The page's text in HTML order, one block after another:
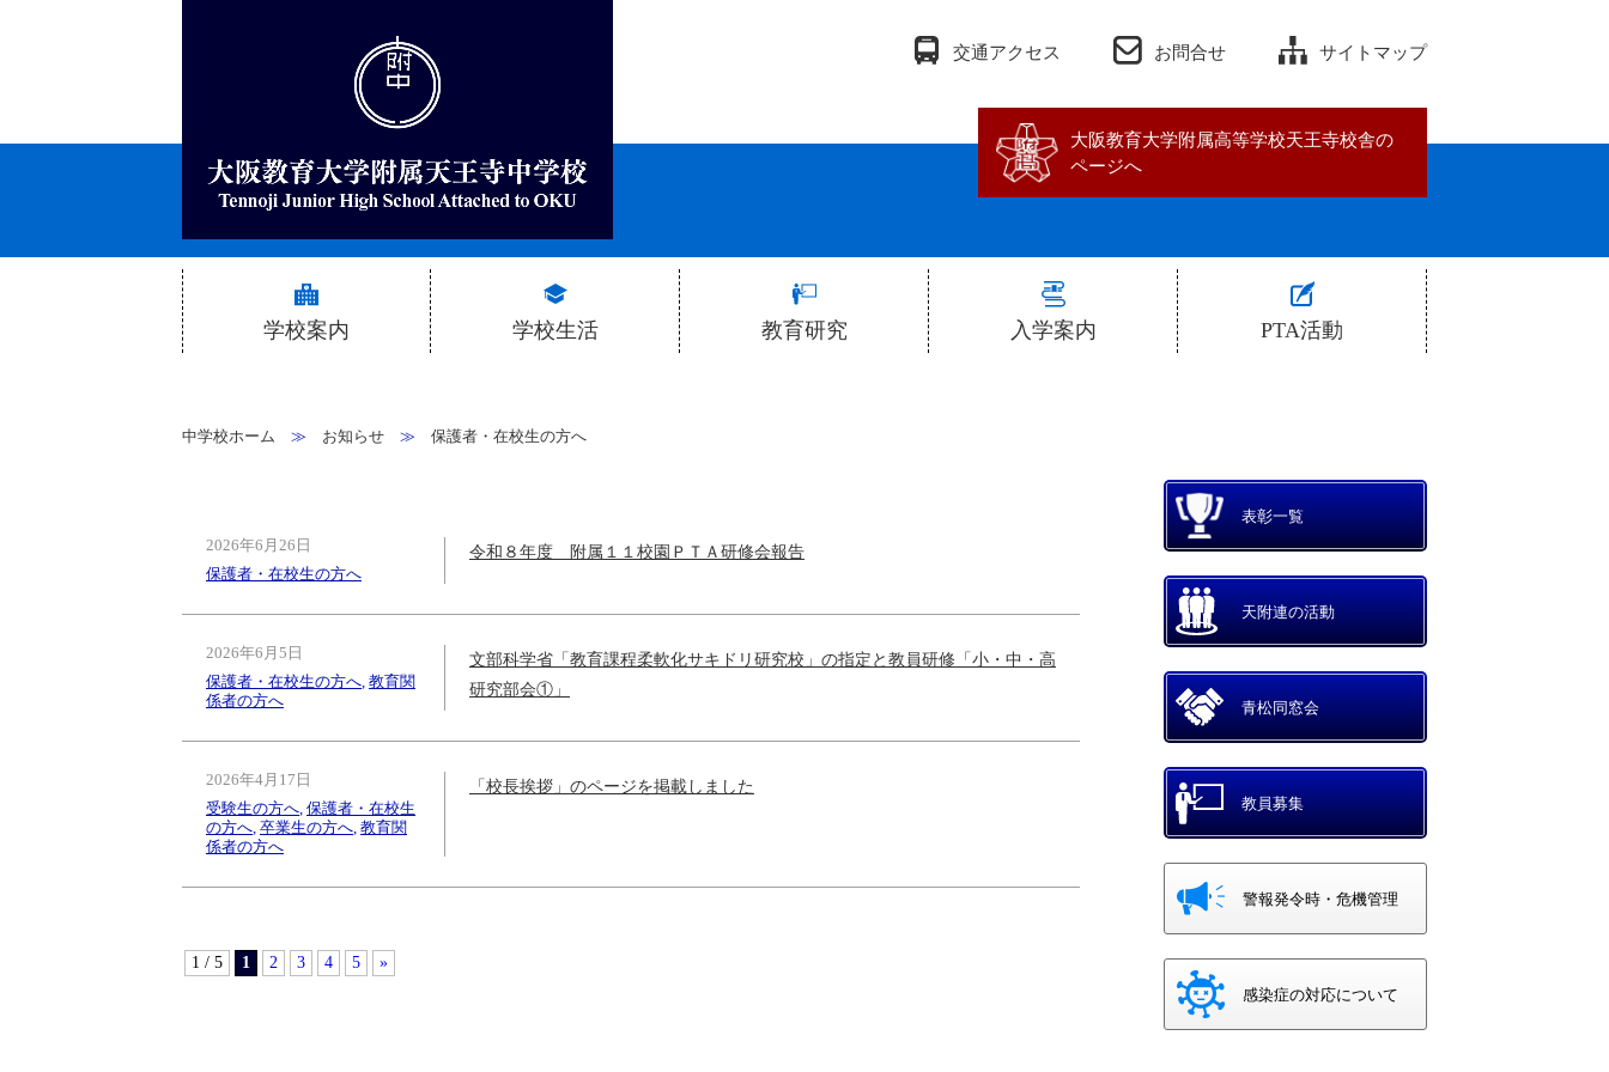
交通アクセス お問合せ サイトマップ
大阪教育大学附属高等学校天王寺校舎の
ページへ
学校案内
授業時数・シラバス
附中校歌・応援歌
公開文書一覧
学校生活 教育研究
自由研究DB
入学案内 PTA活動
中学校ホーム ≫ お知らせ ≫ 保護者・在校生の方へ
2026年6月26日
保護者・在校生の方へ
令和８年度 附属１１校園ＰＴＡ研修会報告
2026年6月5日
保護者・在校生の方へ, 教育関
係者の方へ
文部科学省「教育課程柔軟化サキドリ研究校」の指定と教員研修「小・中・高
研究部会①」
2026年4月17日
受験生の方へ, 保護者・在校生
の方へ, 卒業生の方へ, 教育関
係者の方へ
「校長挨拶」のページを掲載しました
1 / 5 1 2 3 4 5 »
表彰一覧
天附連の活動
青松同窓会
教員募集
警報発令時・危機管理
感染症の対応について